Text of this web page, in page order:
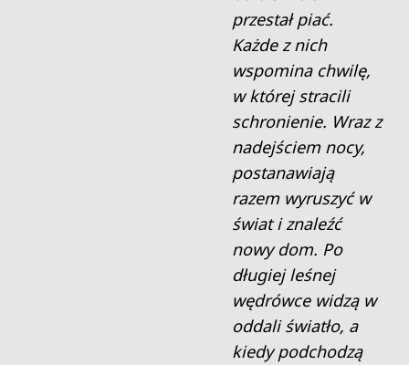
przestał piać.
Każde z nich
wspomina chwilę,
w której stracili
schronienie. Wraz z
nadejściem nocy,
postanawiają
razem wyruszyć w
świat i znaleźć
nowy dom. Po
długiej leśnej
wędrówce widzą w
oddali światło, a
kiedy podchodzą